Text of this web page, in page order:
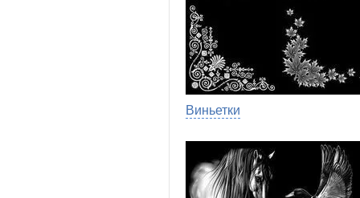
Виньетки